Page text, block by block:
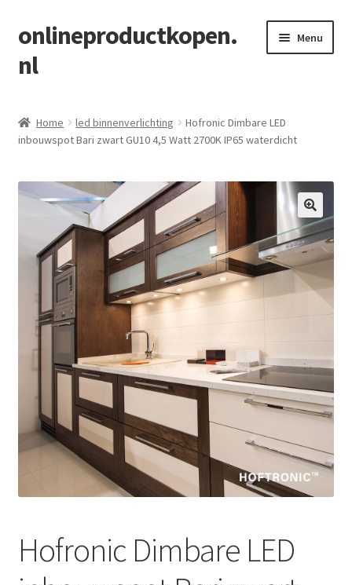
Ga
door
naar
Ga
naar
de
onlineproductkopen.
nl
Menu
Blog
https://vergeliking.nl/
Home led binnenverlichting
Hofronic Dimbare LED
inbouwspot Bari zwart GU10 4,5 Watt 2700K IP65 waterdicht
Hofronic Dimbare LED